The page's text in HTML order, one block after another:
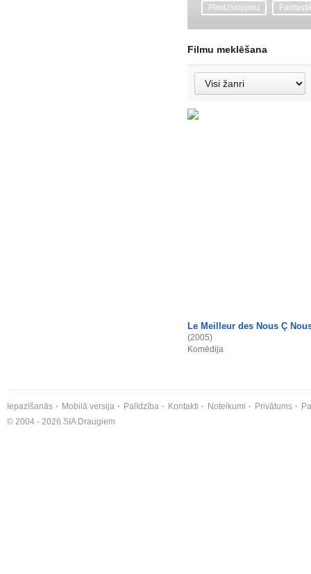
Piedzīvojumu
Filmu meklēšana
Le Meilleur des Nous Ç
(2005)
Komēdija
Iepazīšanās Mobilā versija Palīdzība Kontakti Noteikumi Privātums
© 2004 - 2026 SIA Draugiem